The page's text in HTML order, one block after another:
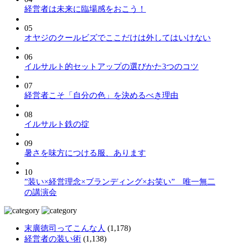
経営者は未来に臨場感をおこう！
05
オヤジのクールビズでここだけは外してはいけない
06
イルサルト的セットアップの選びかた3つのコツ
07
経営者こそ「自分の色」を決めるべき理由
08
イルサルト鉄の掟
09
暑さを味方につける服、あります
10
”装い×経営理念×ブランディング×お笑い” 唯一無二
の講演会
末廣徳司ってこんな人 (1,178)
経営者の装い術 (1,138)